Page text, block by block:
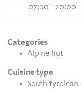
07:00 - 20:00
Categories
Alpine hut
Cuisine type
South tyrolean